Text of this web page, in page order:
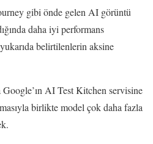
gibi önde gelen AI görüntü
daha iyi performans
belirtilenlerin aksine
AI Test Kitchen servisine
birlikte model çok daha fazla